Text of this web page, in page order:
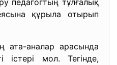
педагогтың тұлғалық
құрыла отырып
ата-аналар арасында
істері мол. Тегінде,